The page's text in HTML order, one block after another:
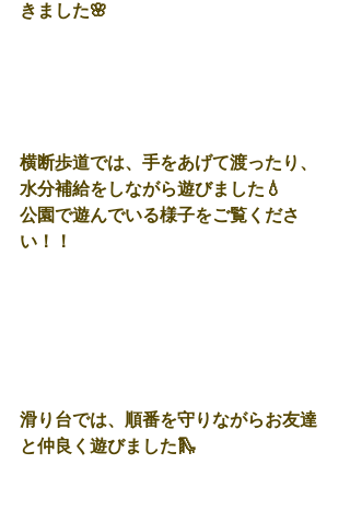
きました🌸
横断歩道では、手をあげて渡ったり、
水分補給をしながら遊びました💧
公園で遊んでいる様子をご覧くださ
い！！
滑り台では、順番を守りながらお友達
と仲良く遊びました🛝